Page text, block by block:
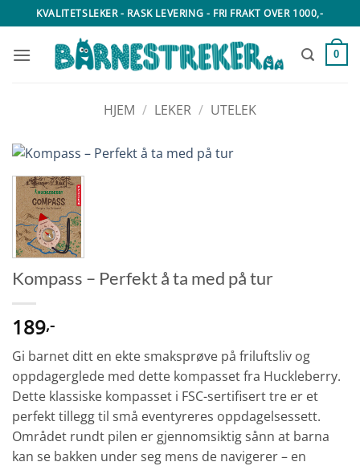
to
content
KVALITETSLEKER - RASK LEVERING - FRI FRAKT OVER 1000,-
0
HJEM / LEKER / UTELEK
Kompass – Perfekt å ta med på tur
189,-
Gi barnet ditt en ekte smaksprøve på friluftsliv og
oppdagerglede med dette kompasset fra Huckleberry.
Dette klassiske kompasset i FSC-sertifisert tre er et
perfekt tillegg til små eventyreres oppdagelsessett.
Området rundt pilen er gjennomsiktig sånn at barna
kan se bakken under seg mens de navigerer – en